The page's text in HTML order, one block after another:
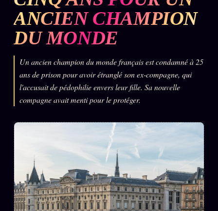
N L'ARCHIVE
✉ INSCRIPTION À LA NEWSLETTER ↗
Rubriques éditoriales 10 088 articles
TOUTES LES RUBRIQUES →
POLITIQUE
RENSEIGNEMENT
BUREAU DE
TENDANCES
MACRONLEAKS SCANDALES
ALT NEWS GOSSIP
ANCIEN CHAMPION
DU MONDE
Un ancien champion du monde français est condamné à 25
ans de prison pour avoir étranglé son ex-compagne, qui
l'accusait de pédophilie envers leur fille. Sa nouvelle
compagne avait menti pour le protéger.